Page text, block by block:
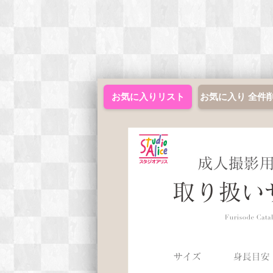
お気に入りリスト お気に入り 全件